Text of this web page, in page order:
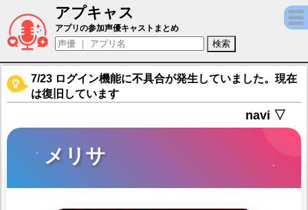
アプキャス
メリサ（声優：桃井いちご)【Alice Re：
アプリの参加声優キャストまとめ
7/23 ログイン機能に不具合が発生していました。現在
は復旧しています
navi ▽
メリサ